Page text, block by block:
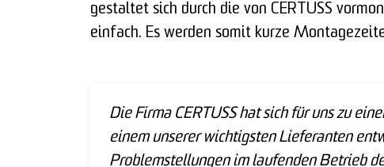
gestaltet sich durch die von CERTUSS
einfach. Es werden somit kurze
Die Firma CERTUSS hat sich für uns zu
einem unserer wichtigsten Lieferanten
Problemstellungen im laufenden Betrieb